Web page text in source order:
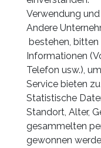
Verwendung
Andere
bestehen, bitten
Informationen
Telefon usw.),
Service bieten
Statistische
Standort, Alter,
gesammelten
gewonnen